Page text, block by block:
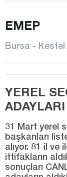
MUDANYA
NİLÜFER
ORHANELİ
EMEP
Bursa - Kestel
YEREL
31 Mart yerel
başkanları
alıyor. 81 il ve
ittifakların
sonuçları